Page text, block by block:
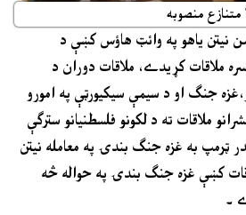
متنازع منصوبه
نيتن ياهو په وائټ هاؤس کښې د
ملاقات کړيدے، ملاقات دوران د
جنګ او د سيمې سيکيورټې په امورو
ملاقات ته د لکونو فلسطنيانو سترګې
به غزه جنګ بندۍ په معامله نيتن
کښې غزه جنګ بندۍ په حواله څه
۔